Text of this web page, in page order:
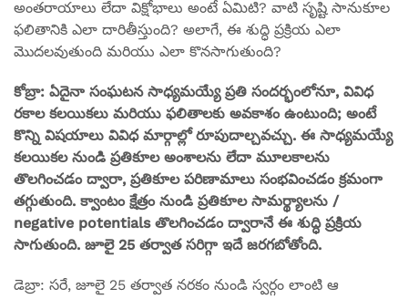
అంతరాయాలు లేదా విక్షోభాలు అంటే ఏమిటి? వాటి సృష్టి సానుకూల
ఫలితానికి ఎలా దారితీస్తుంది? అలాగే, ఈ శుద్ధి ప్రక్రియ ఎలా
మొదలవుతుంది మరియు ఎలా కొనసాగుతుంది?
కోబ్రా: ఏదైనా సంఘటన సాధ్యమయ్యే ప్రతి సందర్భంలోనూ, వివిధ
రకాల కలయికలు మరియు ఫలితాలకు అవకాశం ఉంటుంది; అంటే
కొన్ని విషయాలు వివిధ మార్గాల్లో రూపుదాల్చవచ్చు. ఈ సాధ్యమయ్యే
కలయికల నుండి ప్రతికూల అంశాలను లేదా మూలకాలను
తొలగించడం ద్వారా, ప్రతికూల పరిణామాలు సంభవించడం క్రమంగా
తగ్గుతుంది. క్వాంటం క్షేత్రం నుండి ప్రతికూల సామర్థ్యాలను /
negative potentials తొలగించడం ద్వారానే ఈ శుద్ధి ప్రక్రియ
సాగుతుంది. జూలై 25 తర్వాత సరిగ్గా ఇదే జరగబోతోంది.
డెబ్రా: సరే, జూలై 25 తర్వాత నరకం నుండి స్వర్గం లాంటి ఆ